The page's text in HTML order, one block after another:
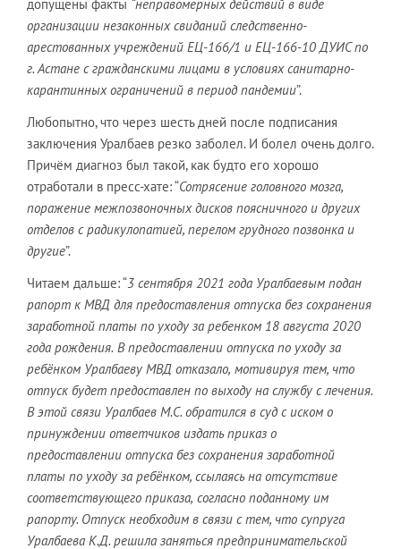
допущены факты “неправомерных действий в виде
организации незаконных свиданий следственно-
арестованных учреждений ЕЦ-166/1 и ЕЦ-166-10 ДУИС по
г.Астане сгражданскими лицами в условиях санитарно-
карантинных ограничений в период пандемии”.
Любопытно, что через шесть дней после подписания
заключения Уралбаев резко заболел. И болел очень долго.
Причём диагноз был такой, как будто его хорошо
отработали в пресс-хате: “Сотрясение головного мозга,
поражение межпозвоночных дисков поясничного и других
отделов с радикулопатией, перелом грудного позвонка и
другие”.
Читаем дальше: “3 сентября 2021 года Уралбаевым подан
рапорт к МВД для предоставления отпуска без сохранения
заработной платы по уходу за ребенком 18 августа 2020
года рождения. В предоставлении отпуска по уходу за
ребёнком Уралбаеву МВД отказало, мотивируя тем, что
отпуск будет предоставлен по выходу на службу с лечения.
В этой связи Уралбаев М.С. обратился в суд с иском о
принуждении ответчиков издать приказ о
предоставлении отпуска без сохранения заработной
платы по уходу за ребёнком, ссылаясь на отсутствие
соответствующего приказа, согласно поданному им
рапорту. Отпуск необходим в связи с тем, что супруга
Уралбаева К.Д. решила заняться предпринимательской